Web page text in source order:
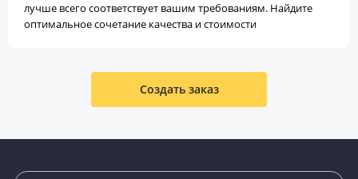
лучше всего соответствует вашим требованиям. Найдите
оптимальное сочетание качества и стоимости
Создать заказ